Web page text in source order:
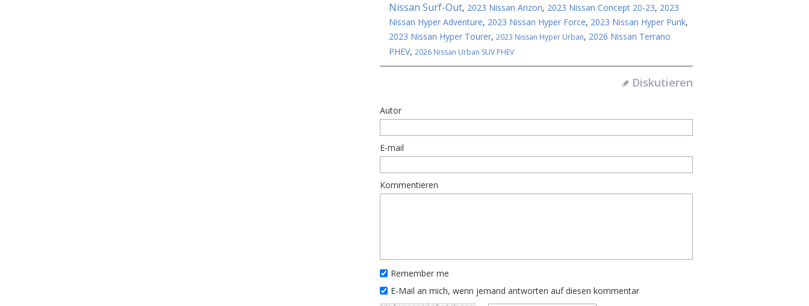
Nissan Surf-Out, 2023 Nissan Arizon, 2023 Nissan Concept 20-23, 2023
Nissan Hyper Adventure, 2023 Nissan Hyper Force, 2023 Nissan Hyper Punk,
2023 Nissan Hyper Tourer, 2023 Nissan Hyper Urban, 2026 Nissan Terrano
PHEV, 2026 Nissan Urban SUV PHEV
Diskutieren
Autor
E-mail
Kommentieren
Remember me
E-Mail an mich, wenn jemand antworten auf diesen kommentar